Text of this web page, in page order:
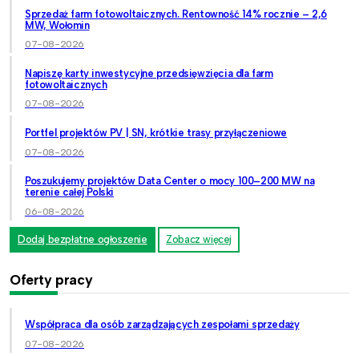
Sprzedaż farm fotowoltaicznych. Rentowność 14% rocznie – 2,6
MW, Wołomin
07-08-2026
Napiszę karty inwestycyjne przedsięwzięcia dla farm
fotowoltaicznych
07-08-2026
Portfel projektów PV | SN, krótkie trasy przyłączeniowe
07-08-2026
Poszukujemy projektów Data Center o mocy 100–200 MW na
terenie całej Polski
06-08-2026
Dodaj bezpłatne ogłoszenie Zobacz więcej
Oferty pracy
Współpraca dla osób zarządzających zespołami sprzedaży
07-08-2026